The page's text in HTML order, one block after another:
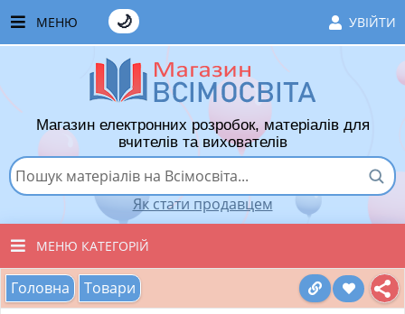
МЕНЮ УВІЙТИ
🌙
ЧАСТІ ЗАПИТАННЯ
ЯК ТУТ КУПУВАТИ
ЯК ТУТ ПРОДАВАТИ
ДОДАТИ РОЗРОБКУ
ВПОДОБАНІ ТОВАРИ
Магазин електронних розробок, матеріалів для
вчителів та вихователів
Як стати продавцем
МЕНЮ КАТЕГОРІЙ
ВСІ ТОВАРИ
Головна Товари